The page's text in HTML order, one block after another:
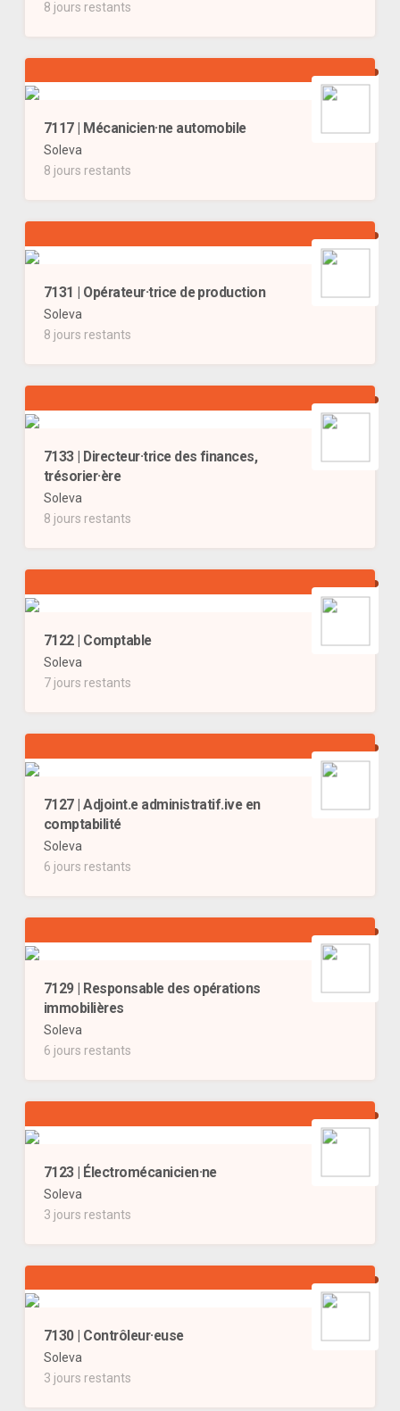
8 jours restants
7117 | Mécanicien·ne automobile
Soleva
8 jours restants
7131 | Opérateur·trice de production
Soleva
8 jours restants
7133 | Directeur·trice des finances,
trésorier·ère
Soleva
8 jours restants
7122 | Comptable
Soleva
7 jours restants
7127 | Adjoint.e administratif.ive en
comptabilité
Soleva
6 jours restants
7129 | Responsable des opérations
immobilières
Soleva
6 jours restants
7123 | Électromécanicien·ne
Soleva
3 jours restants
7130 | Contrôleur·euse
Soleva
3 jours restants